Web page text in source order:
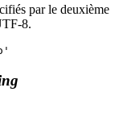
par le deuxième
8.